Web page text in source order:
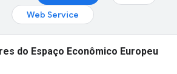
Web Service
do Espaço Econômico Europeu